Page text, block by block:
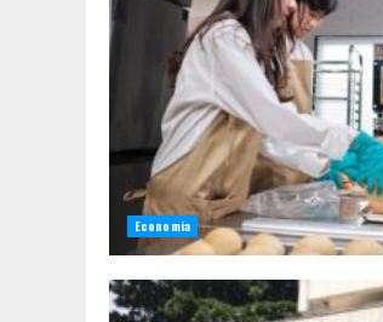
Economia